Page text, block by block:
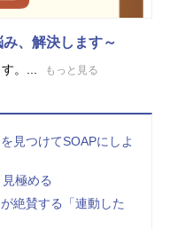
、解決します～
。... もっと見る
見つけてSOAPにしよ
極める
絶賛する「連動した